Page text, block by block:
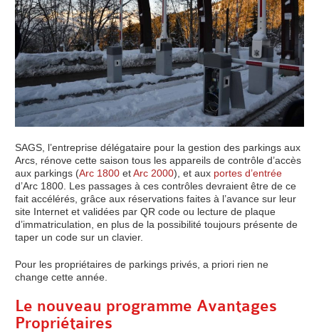
SAGS, l’entreprise délégataire pour la gestion des parkings aux
Arcs, rénove cette saison tous les appareils de contrôle d’accès
aux parkings (Arc 1800 etArc 2000), et aux portes d’entrée
d’Arc 1800. Les passages à ces contrôles devraient être de ce
fait accélérés, grâce aux réservations faites à l’avance sur leur
site Internet et validées par QR code ou lecture de plaque
d’immatriculation, en plus de la possibilité toujours présente de
taper un code sur un clavier.
Pour les propriétaires de parkings privés, a priori rien ne
change cette année.
Le nouveau programme Avantages
Propriétaires